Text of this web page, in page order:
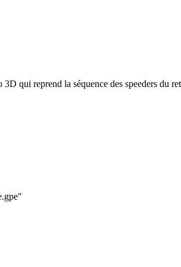
qui reprend la séquence des speeders du